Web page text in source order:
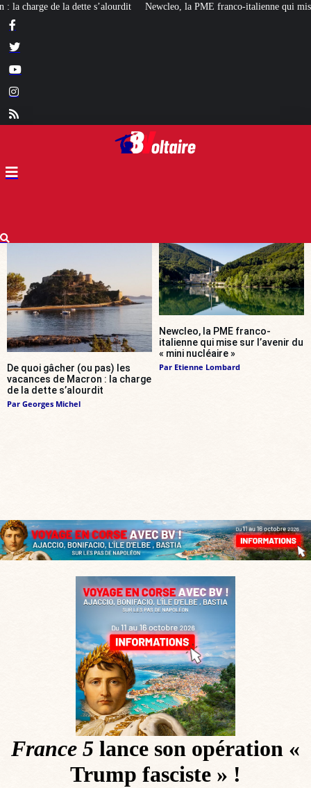
la PME franco-italienne qui mise sur l’avenir du « mini nucléaire »
De quoi gâcher (ou pas) les
vacances de Macron : la charge
de la dette s’alourdit
Par Georges Michel
Newcleo, la PME franco-
italienne qui mise sur l’avenir du
« mini nucléaire »
Par Etienne Lombard
France 5 lance son opération «
Trump fasciste » !